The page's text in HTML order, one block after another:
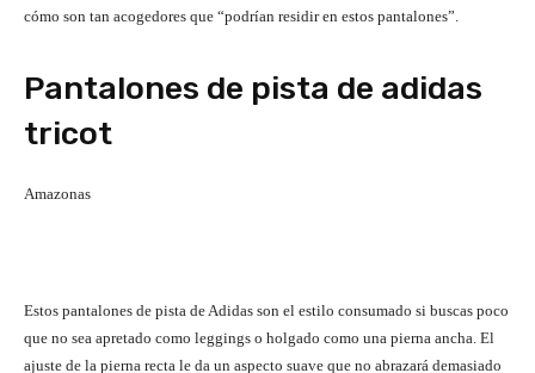
cómo son tan acogedores que “podrían residir en estos pantalones”.
Pantalones de pista de adidas
tricot
Amazonas
Estos pantalones de pista de Adidas son el estilo consumado si buscas poco
que no sea apretado como leggings o holgado como una pierna ancha. El
ajuste de la pierna recta le da un aspecto suave que no abrazará demasiado